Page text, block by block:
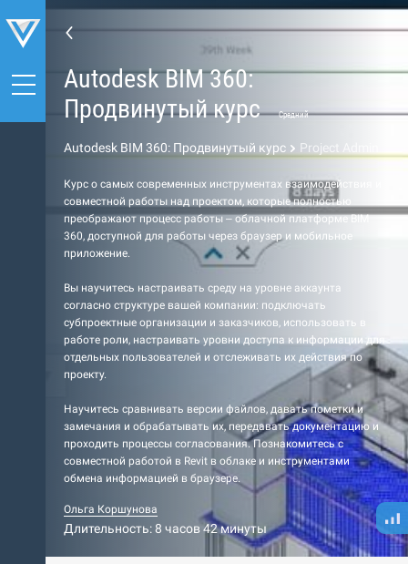
Autodesk BIM 360:
Продвинутый курс
Средний
Autodesk BIM 360: Продвинутый курс Project Admin
Курс о самых современных инструментах взаимодействия и
совместной работы над проектом, которые полностью
преображают процесс работы – облачной платформе BIM
360, доступной для работы через браузер и мобильное
приложение.
Вы научитесь настраивать среду на уровне аккаунта
согласно структуре вашей компании: подключать
субпроектные организации и заказчиков, использовать в
работе роли, настраивать уровни доступа к информации для
отдельных пользователей и отслеживать их действия по
проекту.
Научитесь сравнивать версии файлов, давать пометки и
замечания и обрабатывать их, передавать документацию и
проходить процессы согласования. Познакомитесь с
совместной работой в Revit в облаке и инструментами
обмена информацией в браузере.
Ольга Коршунова
Длительность: 8 часов 42 минуты